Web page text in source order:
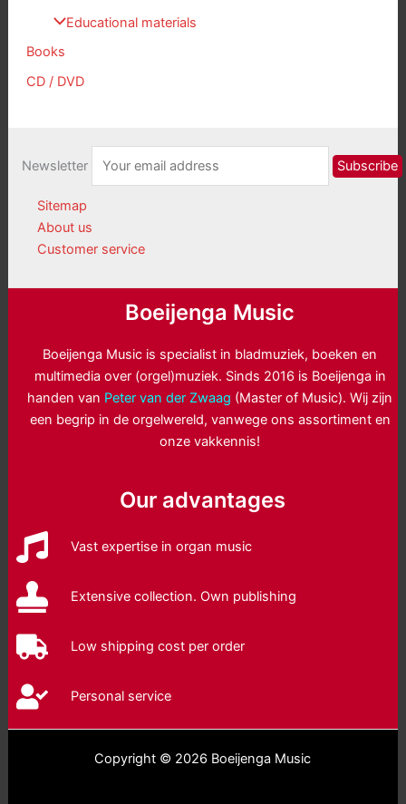
Educational materials
Books
CD / DVD
Newsletter
Sitemap
About us
Customer service
Boeijenga Music
Boeijenga Music is specialist in bladmuziek, boeken en
multimedia over (orgel)muziek. Sinds 2016 is Boeijenga in
handen van Peter van der Zwaag (Master of Music). Wij zijn
een begrip in de orgelwereld, vanwege ons assortiment en
onze vakkennis!
Our advantages
Vast expertise in organ music
Extensive collection. Own publishing
Low shipping cost per order
Personal service
Copyright © 2026 Boeijenga Music